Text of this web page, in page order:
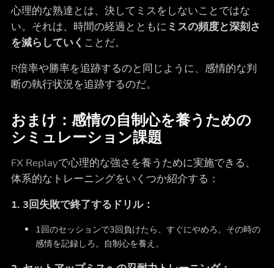
心理的な熟達とは、決してミスをしないことではな
い。それは、時間の経過とともに ミスの頻度と深刻さ
を減らしていく ことだ。
R倍率や勝率を追跡するのと同じように、感情的な判
断の執行状況を追跡するのだ。
おまけ：感情の自制心を養うための
シミュレーション課題
FX Replayで心理的な強さを養うために実施できる、
体系的なトレーニングをいくつか紹介する：
1. 3回失敗で終了するドリル：
1回のセッションで3回負けたら、すぐにやめろ。その時の
感情を記録しろ。自制心を養え。